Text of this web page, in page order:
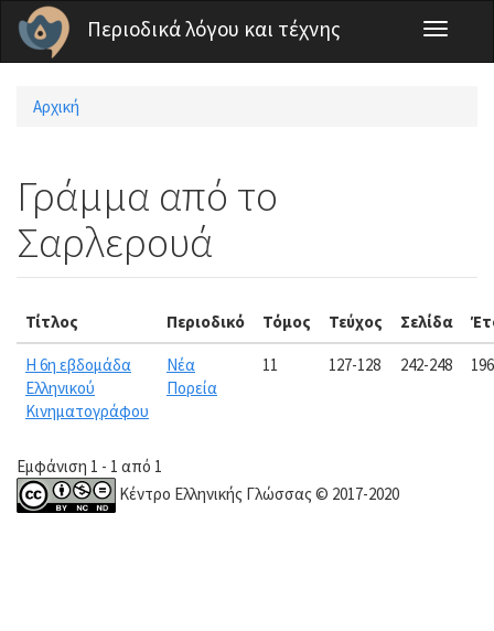
Παράκαμψη προς το κυρίως περιεχόμενο
Περιοδικά λόγου και τέχνης
Toggle
Είστε εδώ
Αρχική
Γράμμα από το
Σαρλερουά
Τίτλος Περιοδικό Τόμος Τεύχος Σελίδα
Η 6η εβδομάδα
Ελληνικού
Κινηματογράφου
Νέα
Πορεία
11 127-128 242-248
Εμφάνιση 1 - 1 από 1
Κέντρο Ελληνικής Γλώσσας © 2017-2020